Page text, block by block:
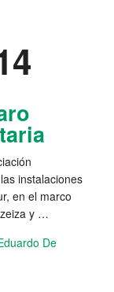
instalaciones
en el marco
y …
De